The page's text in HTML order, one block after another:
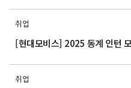
취업
취업